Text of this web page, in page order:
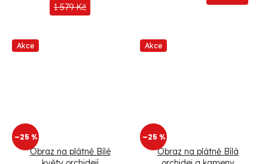
1 579 Kč
Akce
–25 %
Obraz na plátně Bílé
Akce
–25 %
Obraz na plátně Bílá